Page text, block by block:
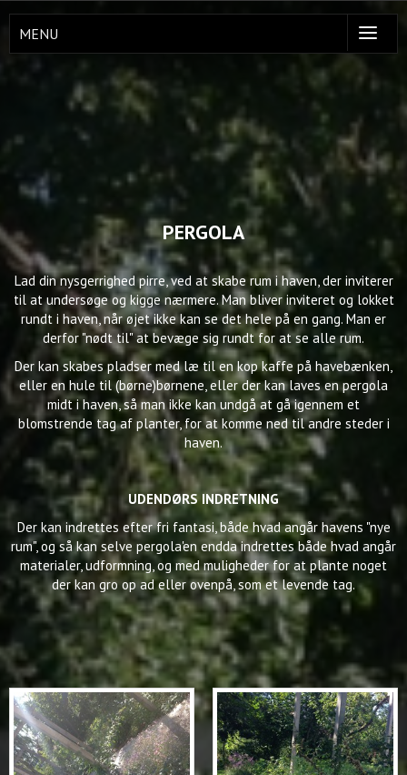
MENU
PERGOLA
Lad din nysgerrighed pirre, ved at skabe rum i haven, der inviterer
til at undersøge og kigge nærmere. Man bliver inviteret og lokket
rundt i haven, når øjet ikke kan se det hele på en gang. Man er
derfor "nødt til" at bevæge sig rundt for at se alle rum.
Der kan skabes pladser med læ til en kop kaffe på havebænken,
eller en hule til (børne)børnene, eller der kan laves en pergola
midt i haven, så man ikke kan undgå at gå igennem et
blomstrende tag af planter, for at komme ned til andre steder i
haven.
UDENDØRS INDRETNING
Der kan indrettes efter fri fantasi, både hvad angår havens "nye
rum", og så kan selve pergola'en endda indrettes både hvad angår
materialer, udformning, og med muligheder for at plante noget
der kan gro op ad eller ovenpå, som et levende tag.